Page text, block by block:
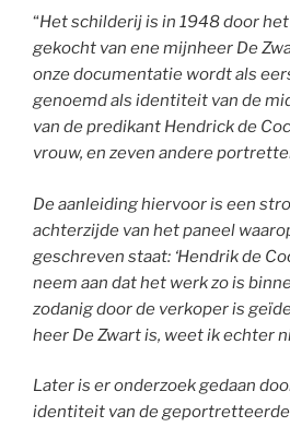
“Het schilderij is in 1948 door
gekocht van ene mijnheer De
onze documentatie wordt als
genoemd als identiteit van de
van de predikant Hendrick de
vrouw, en zeven andere
De aanleiding hiervoor is een
achterzijde van het paneel
geschreven staat: ‘Hendrik de
neem aan dat het werk zo is
zodanig door de verkoper is
heer De Zwart is, weet ik echter
Later is er onderzoek gedaan
identiteit van de